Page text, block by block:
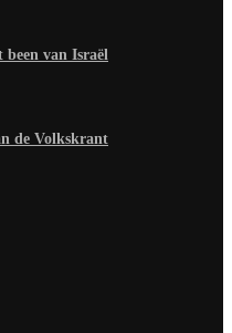
been van Israël
de Volkskrant